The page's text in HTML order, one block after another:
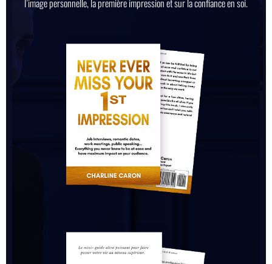
l’image personnelle, la première impression et sur la confiance en soi.